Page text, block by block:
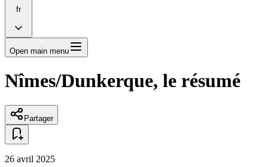
fr
Open main menu
Nîmes/Dunkerque, le résumé
Partager
26 avril 2025